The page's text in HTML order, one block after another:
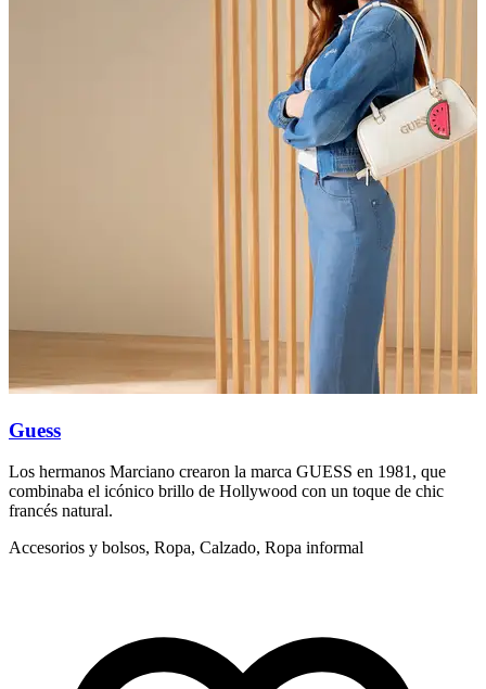
Guess
Los hermanos Marciano crearon la marca GUESS en 1981, que
combinaba el icónico brillo de Hollywood con un toque de chic
francés natural.
Accesorios y bolsos, Ropa, Calzado, Ropa informal